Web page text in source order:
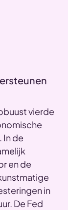
vierde
In de
en de
in
De Fed